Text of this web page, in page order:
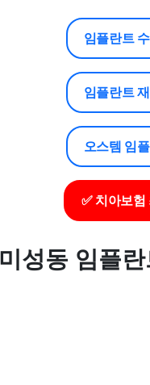
임플란트
임플란트
오스템 임
✅ 치아보
성동 임플